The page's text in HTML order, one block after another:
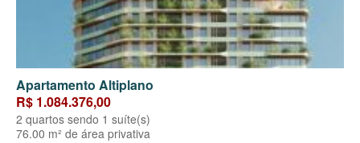
Apartamento Altiplano
R$ 1.084.376,00
2 quartos sendo 1 suíte(s)
76.00 m² de área privativa